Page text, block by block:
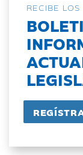
RECIBE LOS